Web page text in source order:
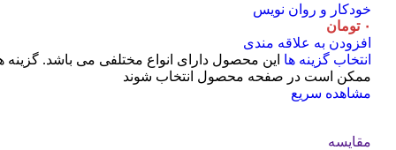
خودکار و روان نویس
۰ تومان
افزودن به علاقه مندی
انتخاب گزینه ها این محصول دارای انواع مختلفی می باشد. گزینه
ممکن است در صفحه محصول انتخاب شوند
مشاهده سریع
مقایسه